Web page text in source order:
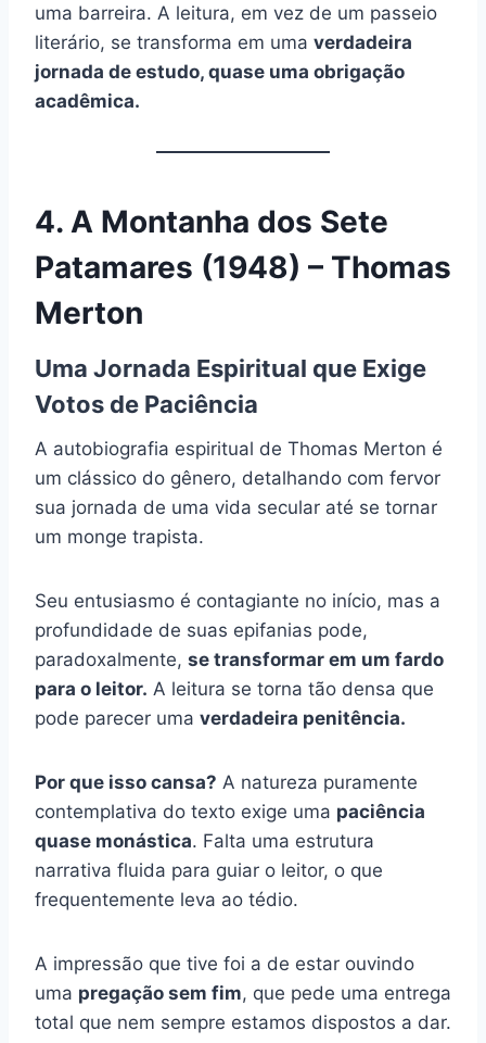
uma barreira. A leitura, em vez de um passeio
literário, se transforma em uma verdadeira
jornada de estudo, quase uma obrigação
acadêmica.
4. A Montanha dos Sete
Patamares (1948) – Thomas
Merton
Uma Jornada Espiritual que Exige
Votos de Paciência
A autobiografia espiritual de Thomas Merton é
um clássico do gênero, detalhando com fervor
sua jornada de uma vida secular até se tornar
um monge trapista.
Seu entusiasmo é contagiante no início, mas a
profundidade de suas epifanias pode,
paradoxalmente, se transformar em um fardo
para o leitor. A leitura se torna tão densa que
pode parecer uma verdadeira penitência.
Por que isso cansa? A natureza puramente
contemplativa do texto exige uma paciência
quase monástica. Falta uma estrutura
narrativa fluida para guiar o leitor, o que
frequentemente leva ao tédio.
A impressão que tive foi a de estar ouvindo
uma pregação sem fim, que pede uma entrega
total que nem sempre estamos dispostos a dar.